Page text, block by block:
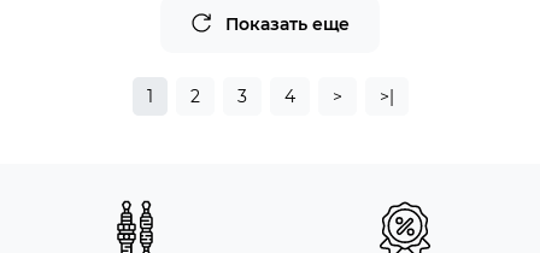
Показать еще
1 2 3 4 > >|